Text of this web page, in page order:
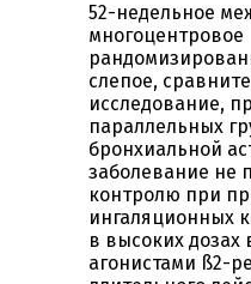
52-недельное
многоцентровое
слепое,
исследование,
параллельных
бронхиальной
заболевание не
контролю при
ингаляционных
в высоких дозах
агонистами ß2-